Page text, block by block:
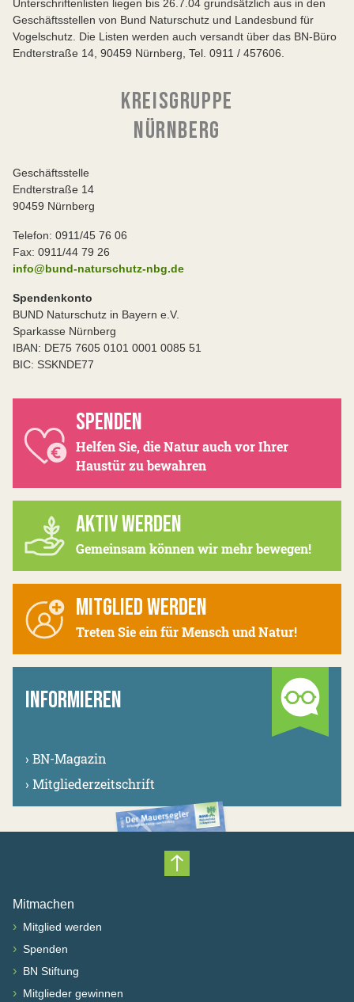
Unterschriftenlisten liegen bis 26.7.04 grundsätzlich aus in den
Geschäftsstellen von Bund Naturschutz und Landesbund für
Vogelschutz. Die Listen werden auch versandt über das BN-Büro
Endterstraße 14, 90459 Nürnberg, Tel. 0911 / 457606.
KREISGRUPPE
NÜRNBERG
Geschäftsstelle
Endterstraße 14
90459 Nürnberg
Telefon: 0911/45 76 06
Fax: 0911/44 79 26
info@bund-naturschutz-nbg.de
Spendenkonto
BUND Naturschutz in Bayern e.V.
Sparkasse Nürnberg
IBAN: DE75 7605 0101 0001 0085 51
BIC: SSKNDE77
SPENDEN
Helfen Sie, die Natur auch vor Ihrer
Haustür zu bewahren
AKTIV WERDEN
Gemeinsam können wir mehr bewegen!
MITGLIED WERDEN
Treten Sie ein für Mensch und Natur!
INFORMIEREN
› BN-Magazin
› Mitgliederzeitschrift
Nach oben scrollen
Mitmachen
› Mitglied werden
› Spenden
› BN Stiftung
› Mitglieder gewinnen